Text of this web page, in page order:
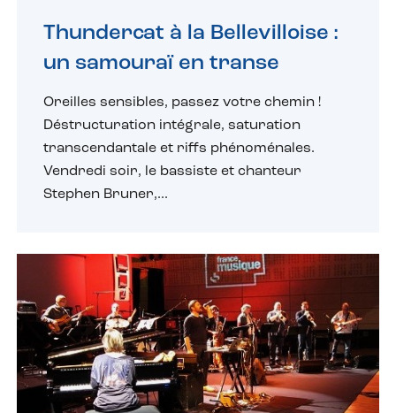
Thundercat à la Bellevilloise :
un samouraï en transe
Oreilles sensibles, passez votre chemin !
Déstructuration intégrale, saturation
transcendantale et riffs phénoménales.
Vendredi soir, le bassiste et chanteur
Stephen Bruner,...